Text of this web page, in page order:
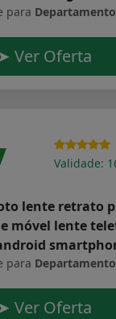
para
Ver Oferta
Validade:
lente retrato
móvel lente
para
Ver Oferta